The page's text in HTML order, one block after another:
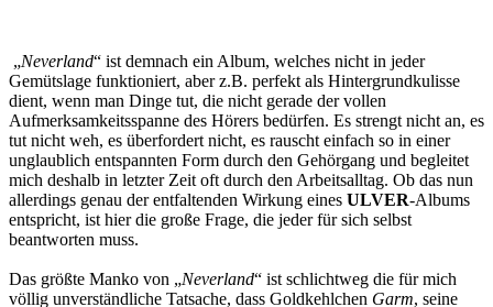
„Neverland“ ist demnach ein Album, welches nicht in jeder
Gemütslage funktioniert, aber z.B. perfekt als Hintergrundkulisse
dient, wenn man Dinge tut, die nicht gerade der vollen
Aufmerksamkeitsspanne des Hörers bedürfen. Es strengt nicht an, es
tut nicht weh, es überfordert nicht, es rauscht einfach so in einer
unglaublich entspannten Form durch den Gehörgang und begleitet
mich deshalb in letzter Zeit oft durch den Arbeitsalltag. Ob das nun
allerdings genau der entfaltenden Wirkung eines ULVER-Albums
entspricht, ist hier die große Frage, die jeder für sich selbst
beantworten muss.
Das größte Manko von „Neverland“ ist schlichtweg die für mich
völlig unverständliche Tatsache, dass Goldkehlchen Garm, seine